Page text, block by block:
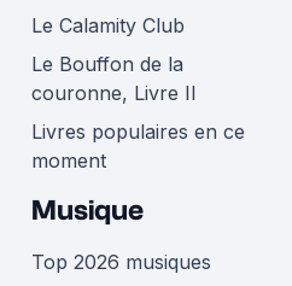
Le Calamity Club
Le Bouffon de la
couronne, Livre II
Livres populaires en ce
moment
Musique
Top 2026 musiques